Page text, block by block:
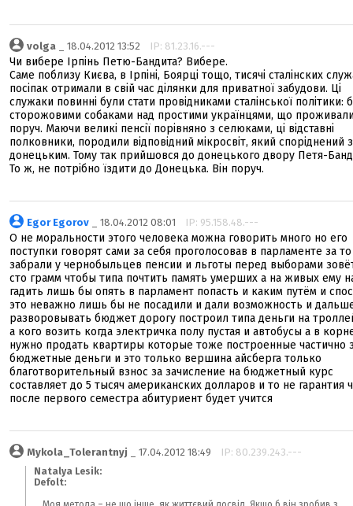
volga _ 18.04.2012 13:52 IP: 81.23.16.---
Чи вибере Ірпінь Петю-Бандита? Вибере.
Саме поблизу Києва, в Ірпіні, Боярці тощо, тисячі сталінских
посіпак отримали в свій час ділянки для приватної забудови. Ці
служаки повинні були стати провідниками сталінської політики:
сторожовими собаками над простими українцями, що
поруч. Маючи великі пенсії порівняно з селюками, ці відставні
полковники, породили відповідний мікросвіт, який споріднений з
донецьким. Тому так прийшовся до донецького двору Петя-
То ж, не потрібно їздити до Донецька. Він поруч.
Egor Egorov _ 18.04.2012 08:01 IP: 95.158.48.---
О не моральности этого человека можна говорить много но его
поступки говорят сами за себя проголосовав в парламенте за
забрали у чернобыльцев пенсии и льготы перед выборами
сто грамм чтобы типа почтить память умерших а на живых ему
гадить лишь бы опять в парламент попасть и каким путём и
это неважно лишь бы не посадили и дали возможность и
разворовывать бюджет дорогу построил типа деньги на
а кого возить когда электричка полу пустая и автобусы а в
нужно продать квартиры которые тоже построенные частично
бюджетные деньги и это только вершина айсберга только
благотворительный взнос за зачисление на бюджетный курс
составляет до 5 тысяч американских долларов и то не гарантия
после первого семестра абитуриент будет учится
Mykola_Tolerantnyj _ 17.04.2012 18:49 IP: 80.239.243.---
Natalya Lesik:
Defolt: